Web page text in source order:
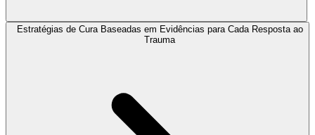
Estratégias de Cura Baseadas em Evidências para Cada Resposta ao
Trauma